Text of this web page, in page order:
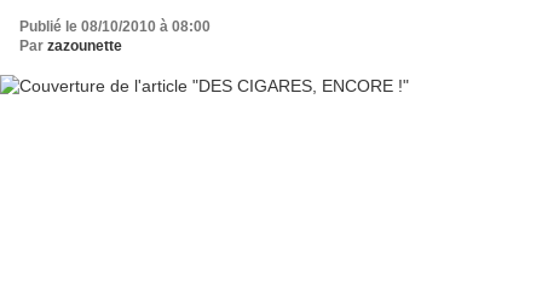
Publié le 08/10/2010 à 08:00
Par zazounette